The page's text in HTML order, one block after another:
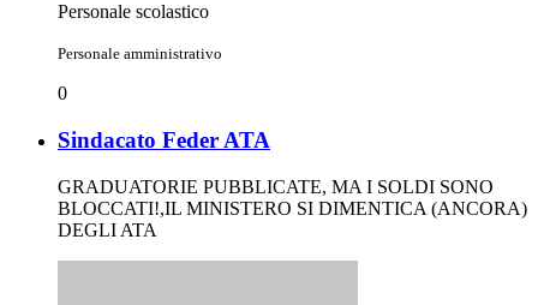
Personale scolastico
Personale amministrativo
0
Sindacato Feder ATA
GRADUATORIE PUBBLICATE, MA I SOLDI SONO
BLOCCATI!,IL MINISTERO SI DIMENTICA (ANCORA)
DEGLI ATA